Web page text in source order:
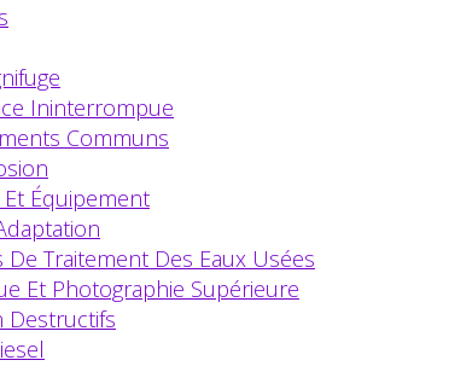
Ininterrompue
Communs
Équipement
Traitement Des Eaux Usées
Et Photographie Supérieure
Destructifs